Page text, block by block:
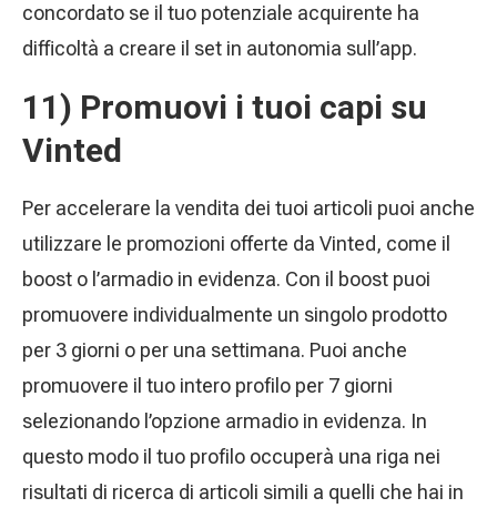
concordato se il tuo potenziale acquirente ha
difficoltà a creare il set in autonomia sull’app.
11) Promuovi i tuoi capi su
Vinted
Per accelerare la vendita dei tuoi articoli puoi anche
utilizzare le promozioni offerte da Vinted, come il
boost o l’armadio in evidenza. Con il boost puoi
promuovere individualmente un singolo prodotto
per 3 giorni o per una settimana. Puoi anche
promuovere il tuo intero profilo per 7 giorni
selezionando l’opzione armadio in evidenza. In
questo modo il tuo profilo occuperà una riga nei
risultati di ricerca di articoli simili a quelli che hai in